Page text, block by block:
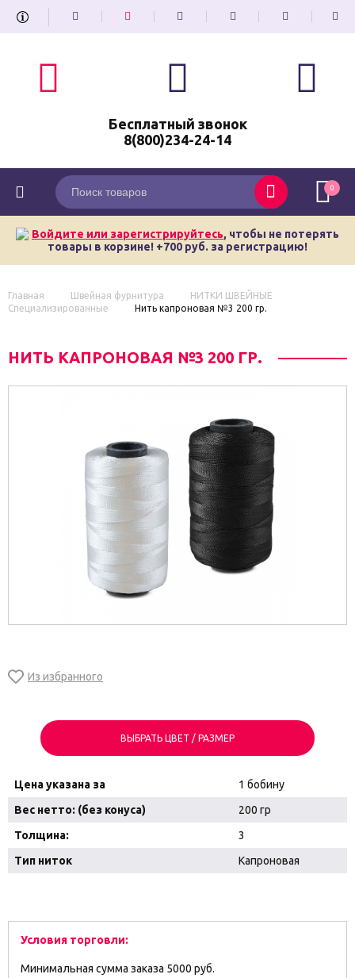
Бесплатный звонок
8(800)234-24-14
0
Войдите или зарегистрируйтесь, чтобы не потерять
товары в корзине! +700 руб. за регистрацию!
Главная Швейная фурнитура
НИТКИ ШВЕЙНЫЕ
Специализированные
Нить капроновая №3 200 гр.
НИТЬ КАПРОНОВАЯ №3 200 ГР.
ВЫБРАТЬ ЦВЕТ / РАЗМЕР
Цена указана за
1 бобину
Вес нетто: (без конуса)
200 гр
Толщина:
3
Тип ниток
Капроновая
Условия торговли:
Минимальная сумма заказа 5000 руб.